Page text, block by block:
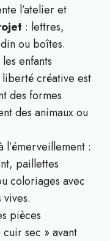
l’atelier et
: lettres,
ou boîtes.
enfants
créative est
des formes
des animaux ou
l’émerveillement :
paillettes
coloriages avec
pièces
sec » avant